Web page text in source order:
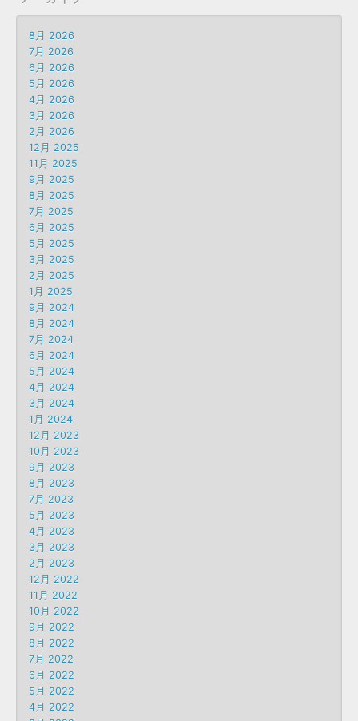
8月 2026
7月 2026
6月 2026
5月 2026
4月 2026
3月 2026
2月 2026
12月 2025
11月 2025
9月 2025
8月 2025
7月 2025
6月 2025
5月 2025
3月 2025
2月 2025
1月 2025
9月 2024
8月 2024
7月 2024
6月 2024
5月 2024
4月 2024
3月 2024
1月 2024
12月 2023
10月 2023
9月 2023
8月 2023
7月 2023
5月 2023
4月 2023
3月 2023
2月 2023
12月 2022
11月 2022
10月 2022
9月 2022
8月 2022
7月 2022
6月 2022
5月 2022
4月 2022